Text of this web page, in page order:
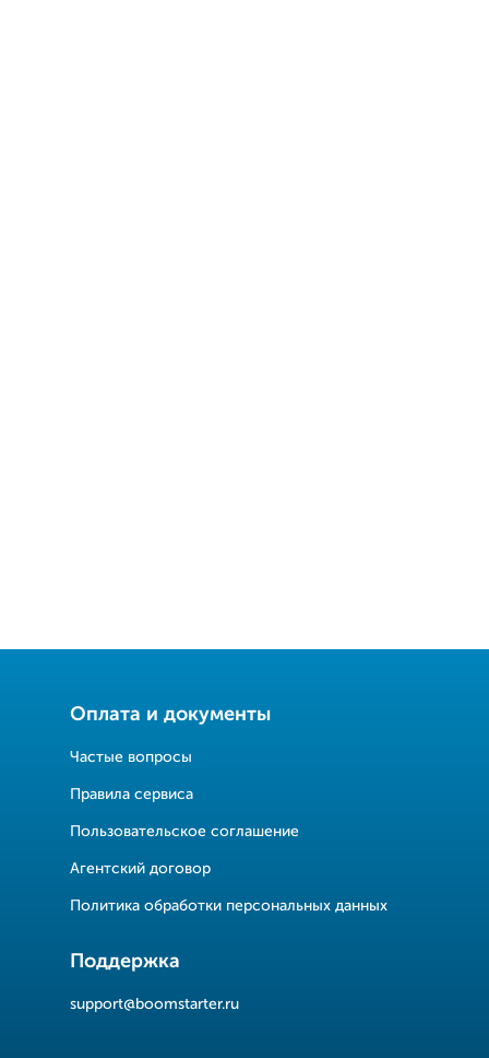
Оплата и документы
Частые вопросы
Правила сервиса
Пользовательское соглашение
Агентский договор
Политика обработки персональных данных
Поддержка
support@boomstarter.ru